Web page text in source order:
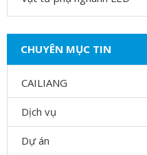
CHUYÊN MỤC TIN
CAILIANG
Dịch vụ
Dự án